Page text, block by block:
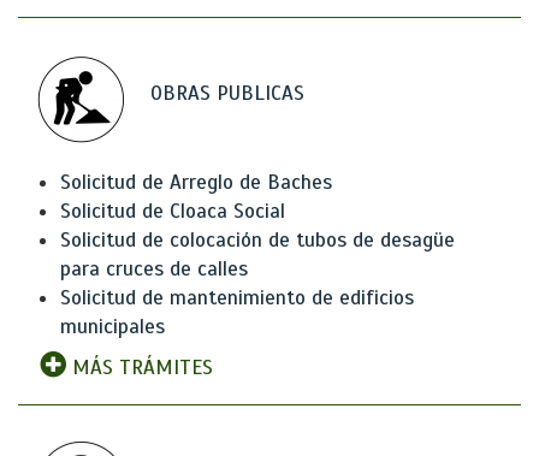
OBRAS PUBLICAS
Solicitud de Arreglo de Baches
Solicitud de Cloaca Social
Solicitud de colocación de tubos de desagüe
para cruces de calles
Solicitud de mantenimiento de edificios
municipales
MÁS TRÁMITES